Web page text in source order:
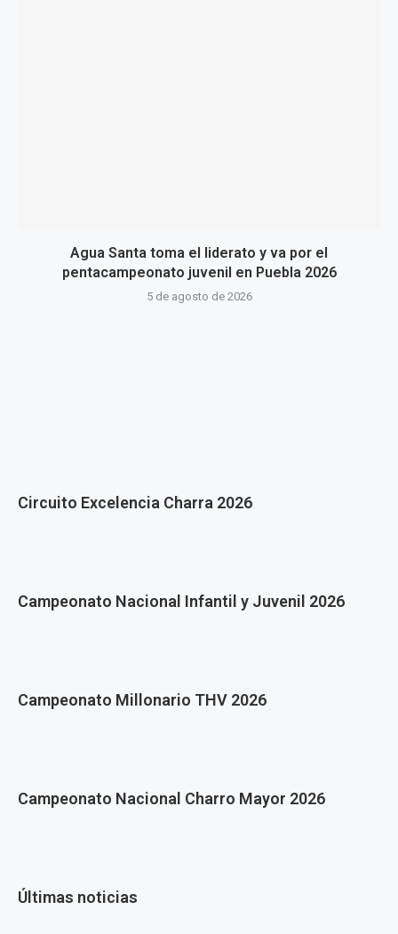
Agua Santa toma el liderato y va por el
pentacampeonato juvenil en Puebla 2026
5 de agosto de 2026
Circuito Excelencia Charra 2026
Campeonato Nacional Infantil y Juvenil 2026
Campeonato Millonario THV 2026
Campeonato Nacional Charro Mayor 2026
Últimas noticias